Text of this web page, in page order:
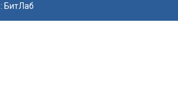
БитЛаб